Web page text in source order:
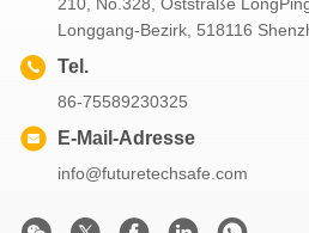
210, No.328, Oststraße
Longgang-Bezirk, 518116
Tel.
86-75589230325
E-Mail-Adresse
info@futuretechsafe.com